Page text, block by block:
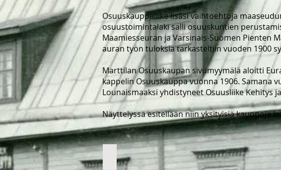
Osuuskauppaliike lisäsi vaihtoehtoja
osuustoimintalaki salli osuuskuntien
Maamiesseuran ja Varsinais-Suomen Pienten
auran työn tuloksia tarkasteltiin vuoden 1900
Marttilan Osuuskaupan sivumyymälä aloitti
kappelin Osuuskauppa vuonna 1906. Samana
Lounaismaaksi yhdistyneet Osuusliike Kehitys
Näyttelyssä esitellään niin yksityisiä kauppoja
Tarvasjoen
Osuuskaupan